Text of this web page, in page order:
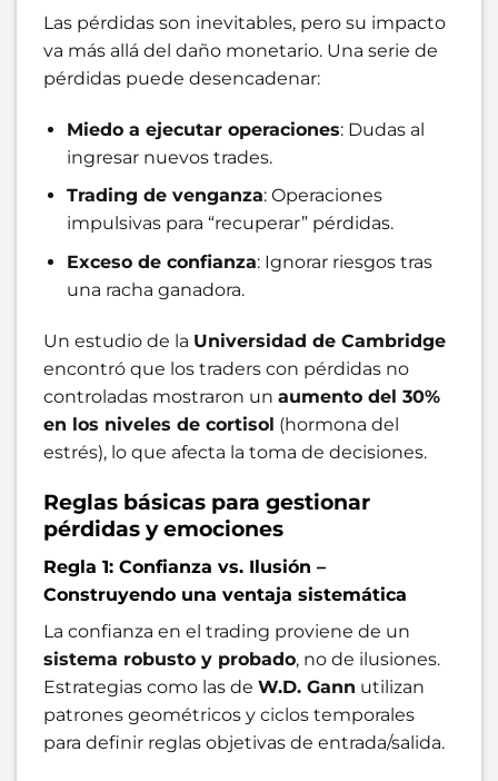
Las pérdidas son inevitables, pero su impacto
va más allá del daño monetario. Una serie de
pérdidas puede desencadenar:
Miedo a ejecutar operaciones: Dudas al
ingresar nuevos trades.
Trading de venganza: Operaciones
impulsivas para “recuperar” pérdidas.
Exceso de confianza: Ignorar riesgos tras
una racha ganadora.
Un estudio de la Universidad de Cambridge
encontró que los traders con pérdidas no
controladas mostraron un aumento del 30%
en los niveles de cortisol (hormona del
estrés), lo que afecta la toma de decisiones.
Reglas básicas para gestionar
pérdidas y emociones
Regla 1: Confianza vs. Ilusión –
Construyendo una ventaja sistemática
La confianza en el trading proviene de un
sistema robusto y probado, no de ilusiones.
Estrategias como las de W.D. Gann utilizan
patrones geométricos y ciclos temporales
para definir reglas objetivas de entrada/salida.